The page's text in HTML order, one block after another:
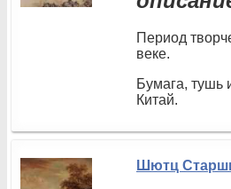
Период
веке.
Бумага, тушь
Китай.
Шютц